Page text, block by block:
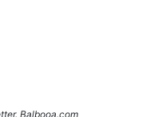
Balbooa.com